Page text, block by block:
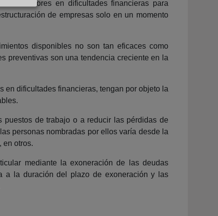
deudores en dificultades financieras para
de empresas solo en un momento
disponibles no son tan eficaces como
preventivas son una tendencia creciente en la
en dificultades financieras, tengan por objeto la
puestos de trabajo o a reducir las pérdidas de
personas nombradas por ellos varía desde la
en otros.
mediante la exoneración de las deudas
a la duración del plazo de exoneración y las